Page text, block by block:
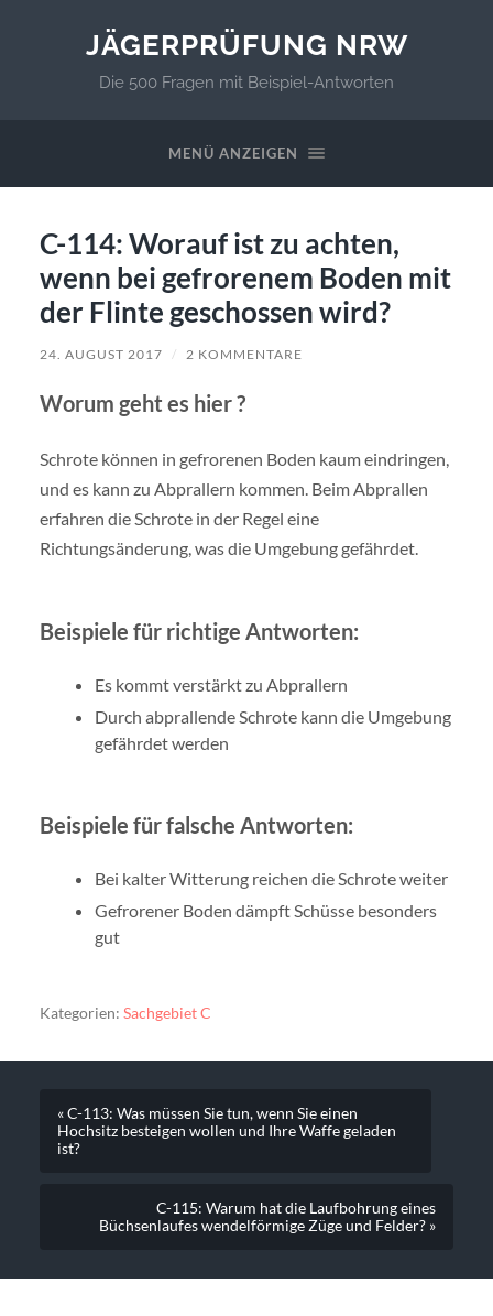
JÄGERPRÜFUNG NRW
Die 500 Fragen mit Beispiel-Antworten
MENÜ ANZEIGEN
C-114: Worauf ist zu achten,
wenn bei gefrorenem Boden mit
der Flinte geschossen wird?
24. AUGUST 2017 / 2 KOMMENTARE
Worum geht es hier ?
Schrote können in gefrorenen Boden kaum eindringen,
und es kann zu Abprallern kommen. Beim Abprallen
erfahren die Schrote in der Regel eine
Richtungsänderung, was die Umgebung gefährdet.
Beispiele für richtige Antworten:
Es kommt verstärkt zu Abprallern
Durch abprallende Schrote kann die Umgebung
gefährdet werden
Beispiele für falsche Antworten:
Bei kalter Witterung reichen die Schrote weiter
Gefrorener Boden dämpft Schüsse besonders
gut
Kategorien: Sachgebiet C
« C-113: Was müssen Sie tun, wenn Sie einen
Hochsitz besteigen wollen und Ihre Waffe geladen
ist?
C-115: Warum hat die Laufbohrung eines
Büchsenlaufes wendelförmige Züge und Felder? »